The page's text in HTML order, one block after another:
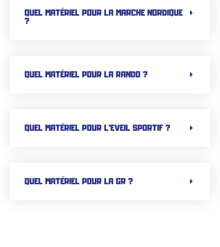
QUEL MATÉRIEL POUR LA MARCHE NORDIQUE
?
QUEL MATÉRIEL POUR LA RANDO ?
QUEL MATÉRIEL POUR L’EVEIL SPORTIF ?
QUEL MATÉRIEL POUR LA GR ?